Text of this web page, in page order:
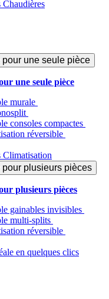
Chaudières
une seule pièce
une seule pièce
murale
consoles compactes
réversible
Climatisation
plusieurs pièces
plusieurs pièces
gainables invisibles
multi-splits
réversible
en quelques clics